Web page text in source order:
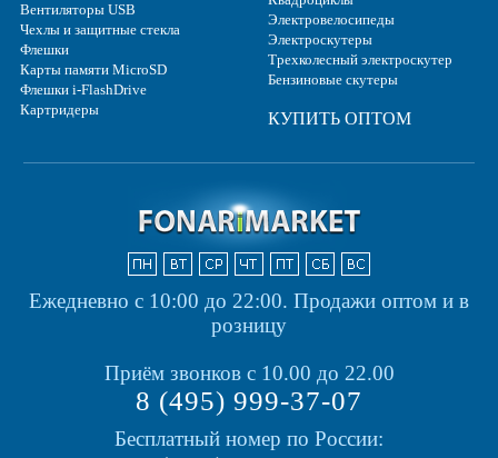
Вентиляторы USB
Чехлы и защитные стекла
Флешки
Карты памяти MicroSD
Флешки i-FlashDrive
Картридеры
Электровелосипеды
Электроскутеры
Трехколесный электроскутер
Бензиновые скутеры
КУПИТЬ ОПТОМ
Ежедневно с 10:00 до 22:00. Продажи оптом и в
розницу
Приём звонков с 10.00 до 22.00
8 (495) 999-37-07
Бесплатный номер по России: